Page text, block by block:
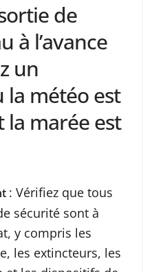
de
à l’avance
un
météo est
la marée est
: Vérifiez que tous
sécurité sont à
y compris les
les extincteurs, les